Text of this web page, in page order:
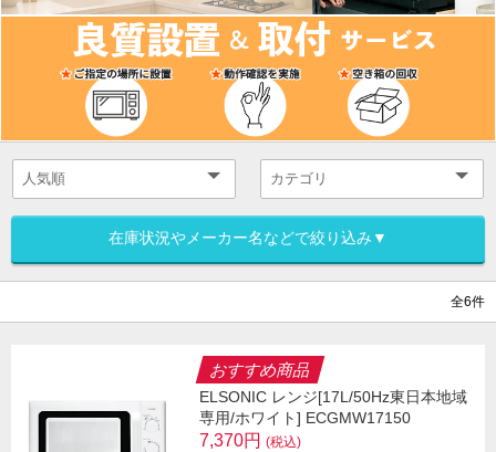
在庫状況やメーカー名などで絞り込み▼
全6件
おすすめ商品
ELSONIC レンジ[17L/50Hz東日本地域
専用/ホワイト] ECGMW17150
7,370円 (税込)